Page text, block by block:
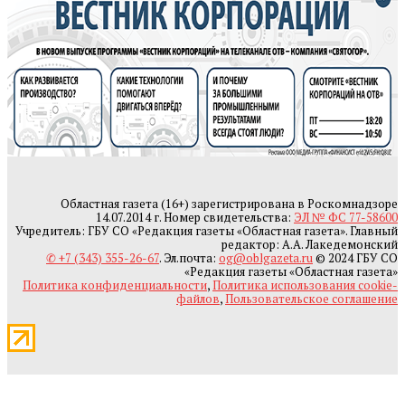
Областная газета (16+) зарегистрирована в Роскомнадзоре
14.07.2014 г. Номер свидетельства: ЭЛ № ФС 77-58600
Учредитель: ГБУ СО «Редакция газеты «Областная газета». Главный
редактор: А.А. Лакедемонский
✆ +7 (343) 355-26-67. Эл.почта: og@oblgazeta.ru© 2024 ГБУ СО
«Редакция газеты «Областная газета»
Политика конфиденциальности,Политика использования cookie-
файлов,Пользовательское соглашение